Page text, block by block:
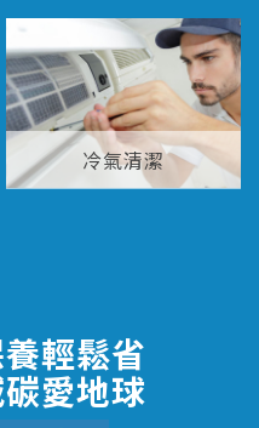
冷氣清潔
輕鬆省
愛地球